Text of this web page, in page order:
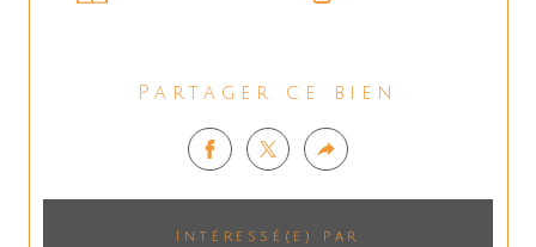
Partager ce bien
Intéressé(e) par